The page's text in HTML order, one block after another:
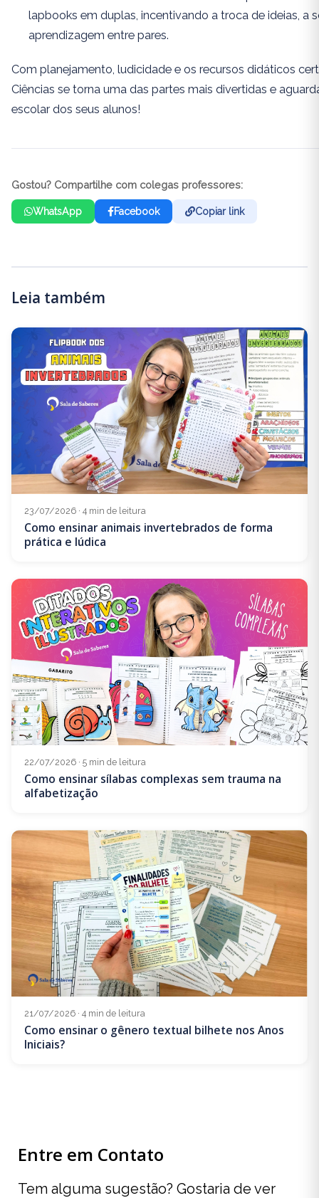
lapbooks em duplas, incentivando a troca de ideias, a
aprendizagem entre pares.
Com planejamento, ludicidade e os recursos didáticos
Ciências se torna uma das partes mais divertidas e
escolar dos seus alunos!
Gostou? Compartilhe com colegas professores:
WhatsApp Facebook Copiar link
Leia também
23/07/2026 · 4 min de leitura
Como ensinar animais invertebrados de forma
prática e lúdica
22/07/2026 · 5 min de leitura
Como ensinar sílabas complexas sem trauma na
alfabetização
21/07/2026 · 4 min de leitura
Como ensinar o gênero textual bilhete nos Anos
Iniciais?
Entre em Contato
Tem alguma sugestão? Gostaria de ver